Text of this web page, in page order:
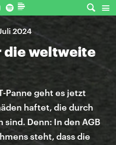
2024
die weltweite
Panne geht es jetzt
haftet, die durch
Denn: In den AGB
steht, dass die